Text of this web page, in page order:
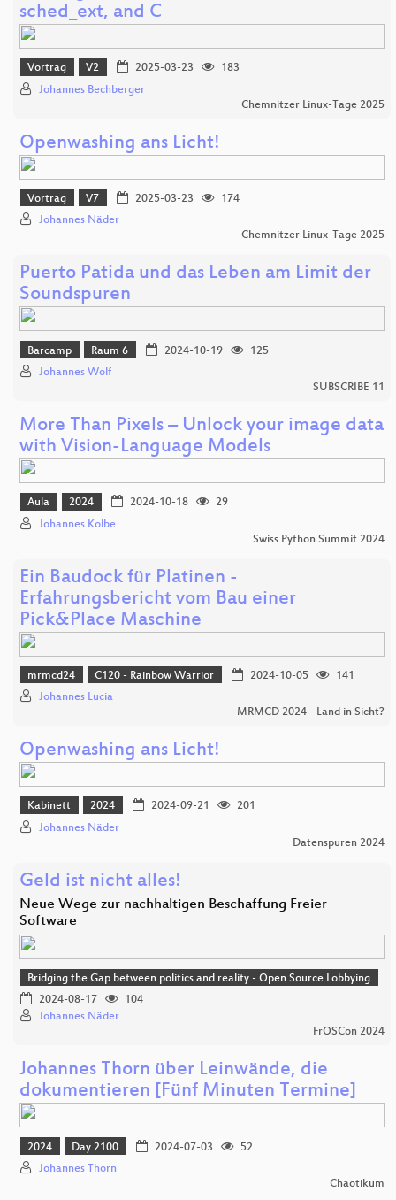
sched_ext, and C
Vortrag V2 2025-03-23
183
Johannes Bechberger
Chemnitzer Linux-Tage 2025
Openwashing ans Licht!
Vortrag V7 2025-03-23
174
Johannes Näder
Chemnitzer Linux-Tage 2025
Puerto Patida und das Leben am Limit der
Soundspuren
Barcamp Raum 6 2024-10-19
125
Johannes Wolf
SUBSCRIBE 11
More Than Pixels – Unlock your image data
with Vision-Language Models
Aula 2024 2024-10-18
29
Johannes Kolbe
Swiss Python Summit 2024
Ein Baudock für Platinen -
Erfahrungsbericht vom Bau einer
Pick&Place Maschine
mrmcd24 C120 - Rainbow Warrior 2024-10-05
141
Johannes Lucia
MRMCD 2024 - Land in Sicht?
Openwashing ans Licht!
Kabinett 2024 2024-09-21
201
Johannes Näder
Datenspuren 2024
Geld ist nicht alles!
Neue Wege zur nachhaltigen Beschaffung Freier
Software
Bridging the Gap between politics and reality - Open Source Lobbying
2024-08-17
104
Johannes Näder
FrOSCon 2024
Johannes Thorn über Leinwände, die
dokumentieren [Fünf Minuten Termine]
2024 Day 2100 2024-07-03
52
Johannes Thorn
Chaotikum